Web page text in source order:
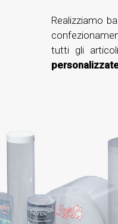
Realizziamo
tutti gli